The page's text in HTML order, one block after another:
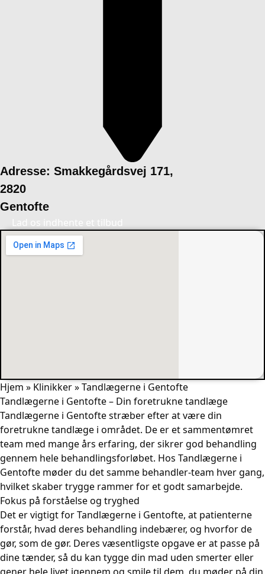
Adresse: Smakkegårdsvej 171,
2820
Gentofte
Lad os indhente et tilbud
Hjem » Klinikker»Tandlægerne i Gentofte
Tandlægerne i Gentofte – Din foretrukne tandlæge
Tandlægerne i Gentofte stræber efter at være din
foretrukne tandlæge i området. De er et sammentømret
team med mange års erfaring, der sikrer god behandling
gennem hele behandlingsforløbet. Hos Tandlægerne i
Gentofte møder du det samme behandler-team hver gang,
hvilket skaber trygge rammer for et godt samarbejde.
Fokus på forståelse og tryghed
Det er vigtigt for Tandlægerne i Gentofte, at patienterne
forstår, hvad deres behandling indebærer, og hvorfor de
gør, som de gør. Deres væsentligste opgave er at passe på
dine tænder, så du kan tygge din mad uden smerter eller